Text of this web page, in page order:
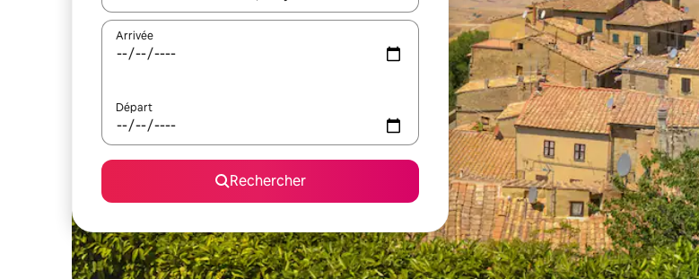
Arrivée
Départ
Rechercher